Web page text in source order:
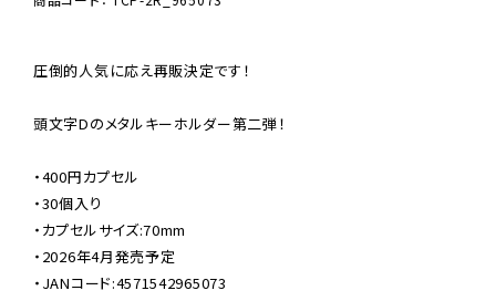
圧倒的人気に応え再販決定です！
頭文字Dのメタルキーホルダー第二弾！
・400円カプセル
・30個入り
・カプセルサイズ:70mm
・2026年4月発売予定
・JANコード:4571542965073